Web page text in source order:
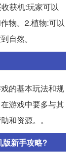
获机:玩家可以
物。2.植物:可以
自然。
的基本玩法和规
游戏中要多与其
和资源。。
版新手攻略?